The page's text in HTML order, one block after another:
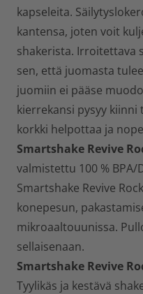
kapseleita.
kantensa, joten voit
shakerista. Irroitettava
sen, että juomasta
juomiin ei pääse
kierrekansi pysyy
korkki helpottaa ja
Smartshake Revive
valmistettu 100 % BPA/
Smartshake Revive
konepesun,
mikroaaltouunissa.
sellaisenaan.
Smartshake Revive
Tyylikäs ja kestävä